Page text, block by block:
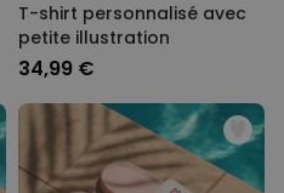
T-shirt personnalisé avec
petite illustration
34,99 €